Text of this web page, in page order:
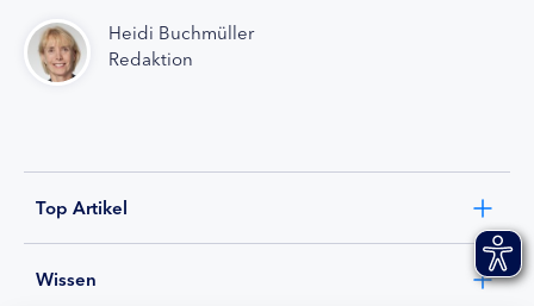
Heidi Buchmüller
Redaktion
Top Artikel
Wissen